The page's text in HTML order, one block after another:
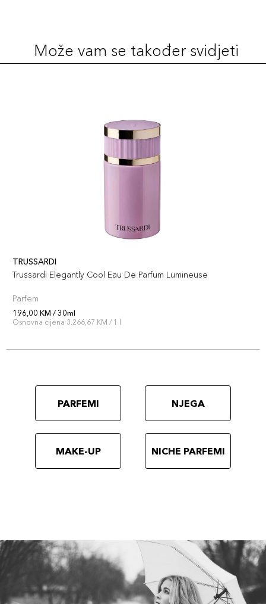
Može vam se također svidjeti
TRUSSARDI
Trussardi Elegantly Cool Eau De Parfum Lumineuse
Parfem
196,00 KM / 30ml
Osnovna cijena 3.266,67 KM / 1 l
PARFEMI NJEGA
MAKE-UP NICHE PARFEMI